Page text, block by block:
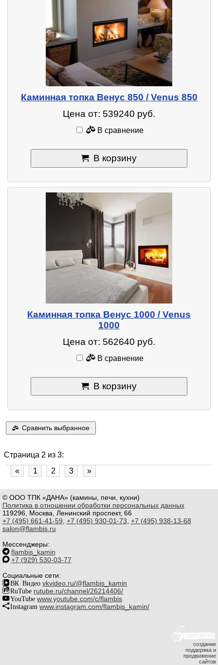
Каминная топка Венус 850 / Venus 850
Цена от: 539240 руб.
В сравнение
В корзину
Каминная топка Венус 1000 / Venus
1000
Цена от: 562640 руб.
В сравнение
В корзину
Сравнить выбранное
Страница 2 из 3:
«
1 2 3 »
© ООО ТПК «ДАНА» (камины, печи, кухни)
Политика в отношении обработки персональных данных
119296, Москва, Ленинский проспект, 66
+7 (495) 661-41-59 +7 (495) 930-01-73 +7 (495) 938-13-68
salon@flambis.ru
Мессенджеры:
flambis_kamin
+7 (929) 530-03-77
Социальные сети:
ВК Видео vkvideo.ru/@flambis_kamin
RuTube rutube.ru/channel/26214406/
YouTube www.youtube.com/c/flambis
Instagram www.instagram.com/flambis_kamin/
создание
поддержка и
продвижение
сайтов